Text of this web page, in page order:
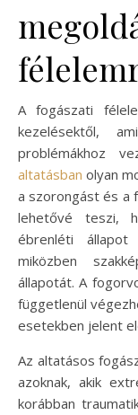
A fogászati
kezelésektől,
problémákhoz
altatásban olyan
a szorongást és a
lehetővé teszi,
ébrenléti
miközben
állapotát. A
függetlenül
esetekben jelent
Az altatásos
azoknak, akik
korábban